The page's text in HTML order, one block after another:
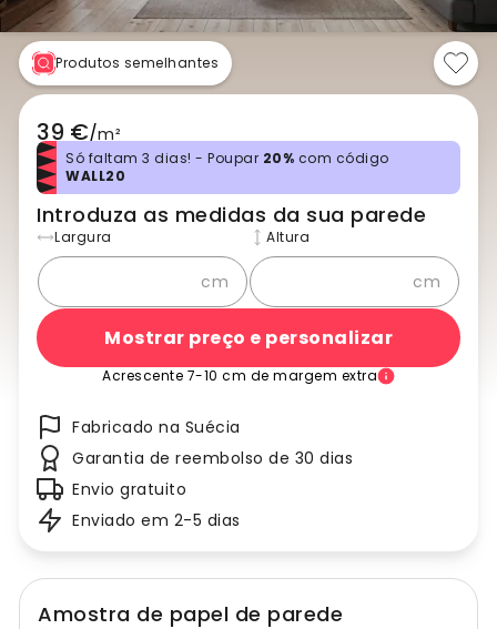
Produtos semelhantes
39 €/m²
Só faltam 3 dias! - Poupar 20% com código
WALL20
Introduza as medidas da sua parede
Largura
cm
Altura
cm
Mostrar preço e personalizar
Acrescente 7-10 cm de margem extra
Fabricado na Suécia
Garantia de reembolso de 30 dias
Envio gratuito
Enviado em 2-5 dias
Amostra de papel de parede